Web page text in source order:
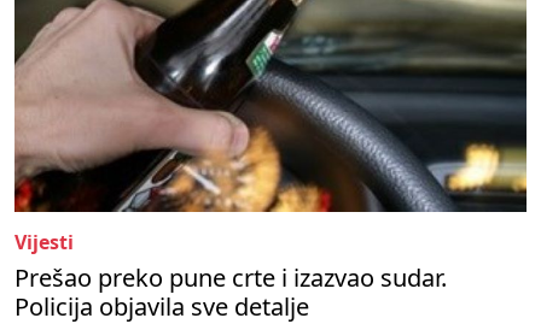
Vijesti
Prešao preko pune crte i izazvao sudar.
Policija objavila sve detalje